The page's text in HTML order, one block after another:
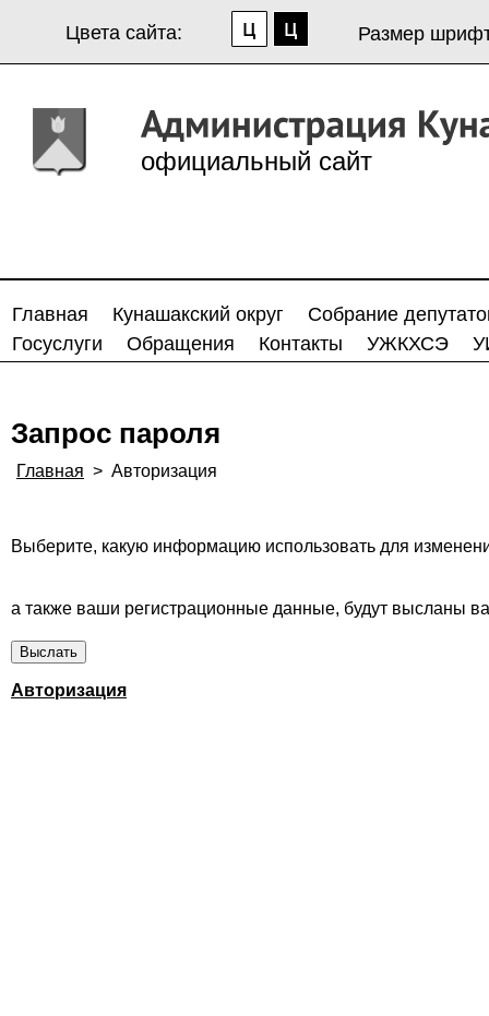
Цвета сайта: Размер
официальный сайт
Главная Кунашакский округ
Собрание
Госуслуги
Обращения Контакты УЖКХСЭ
Запрос пароля
Главная > Авторизация
Выберите, какую информацию использовать для
а также ваши регистрационные данные, будут высланы
Авторизация